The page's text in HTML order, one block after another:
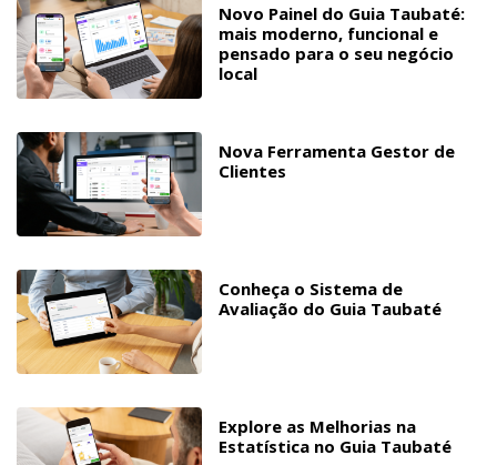
Novo Painel do Guia Taubaté:
mais moderno, funcional e
pensado para o seu negócio
local
Nova Ferramenta Gestor de
Clientes
Conheça o Sistema de
Avaliação do Guia Taubaté
Explore as Melhorias na
Estatística no Guia Taubaté